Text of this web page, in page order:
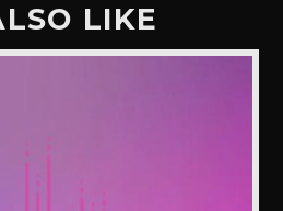
LIKE